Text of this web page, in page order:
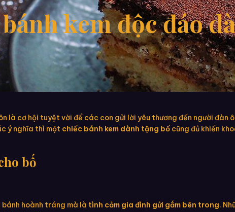
kem độc đáo
là cơ hội tuyệt vời để các con gửi lời yêu thương đến người đàn
ý nghĩa thì một chiếc bánh kem dành tặng bố cũng đủ khiến
bố
hoành tráng mà là tình cảm gia đình gửi gắm bên trong.